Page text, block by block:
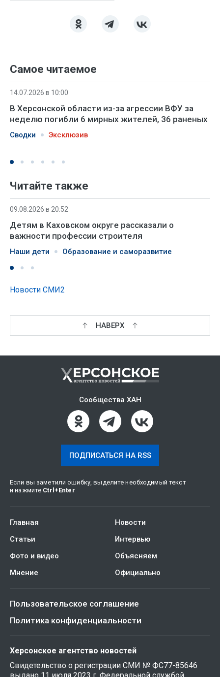
Самое читаемое
14.07.2026 в 10:00
В Херсонской области из-за агрессии ВФУ за
неделю погибли 6 мирных жителей, 36 раненых
Сводки Эксклюзив
Читайте также
09.08.2026 в 20:52
Детям в Каховском округе рассказали о
важности профессии строителя
Наши дети Образование и саморазвитие
Новости СМИ2
НАВЕРХ
Сообщества ХАН
ПОДПИСАТЬСЯ НА RSS
Если вы заметили ошибку, выделите необходимый текст
и нажмите Ctrl +Enter
Главная
Новости
Статьи
Интервью
Фото и видео
Объясняем
Мнение
Официально
Пользовательское соглашение
Политика конфиденциальности
Херсонское агентство новостей
Свидетельство о регистрации СМИ № ФС77-85646